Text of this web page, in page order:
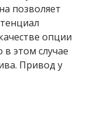
позволяет
опции
этом случае
Привод у